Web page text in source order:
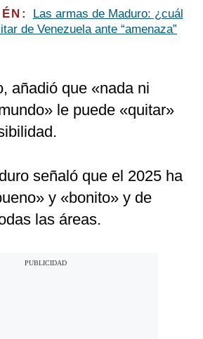
Las armas de Maduro: ¿cuál
de Venezuela ante “amenaza”
añadió que «nada ni
le puede «quitar»
señaló que el 2025 ha
y «bonito» y de
las áreas.